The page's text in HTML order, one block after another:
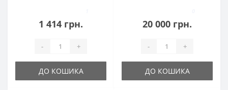
1 414 грн.
- +
ДО КОШИКА
20 000 грн.
- +
ДО КОШИКА